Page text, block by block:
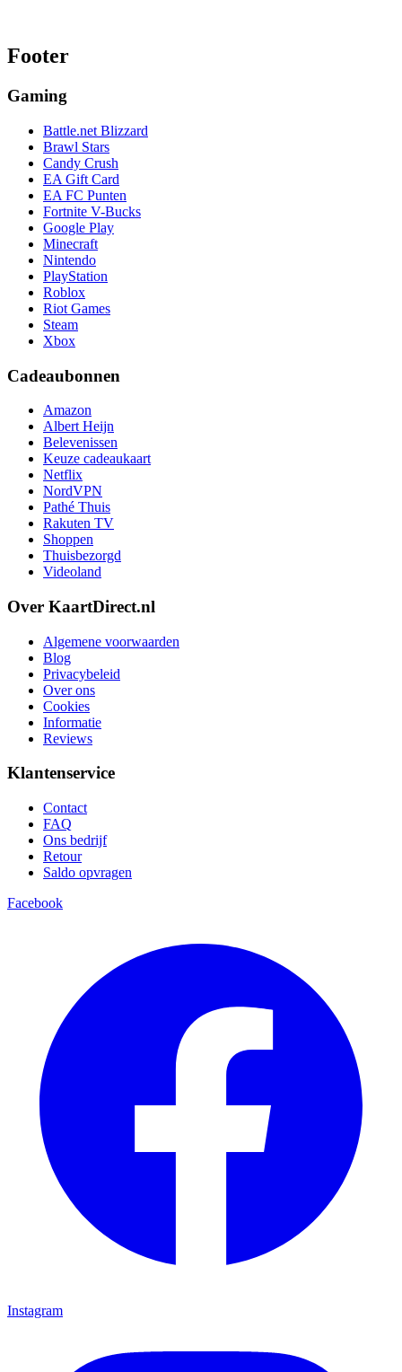
Footer
Gaming
Battle.net Blizzard
Brawl Stars
Candy Crush
EA Gift Card
EA FC Punten
Fortnite V-Bucks
Google Play
Minecraft
Nintendo
PlayStation
Roblox
Riot Games
Steam
Xbox
Cadeaubonnen
Amazon
Albert Heijn
Belevenissen
Keuze cadeaukaart
Netflix
NordVPN
Pathé Thuis
Rakuten TV
Shoppen
Thuisbezorgd
Videoland
Over KaartDirect.nl
Algemene voorwaarden
Blog
Privacybeleid
Over ons
Cookies
Informatie
Reviews
Klantenservice
Contact
FAQ
Ons bedrijf
Retour
Saldo opvragen
Facebook
Instagram